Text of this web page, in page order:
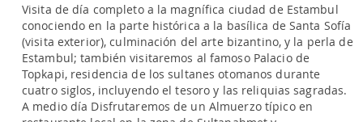
Visita de día completo a la magnífica ciudad de Estambul
conociendo en la parte histórica a la basílica de Santa Sofía
(visita exterior), culminación del arte bizantino, y la perla de
Estambul; también visitaremos al famoso Palacio de
Topkapi, residencia de los sultanes otomanos durante
cuatro siglos, incluyendo el tesoro y las reliquias sagradas.
A medio día Disfrutaremos de un Almuerzo típico en